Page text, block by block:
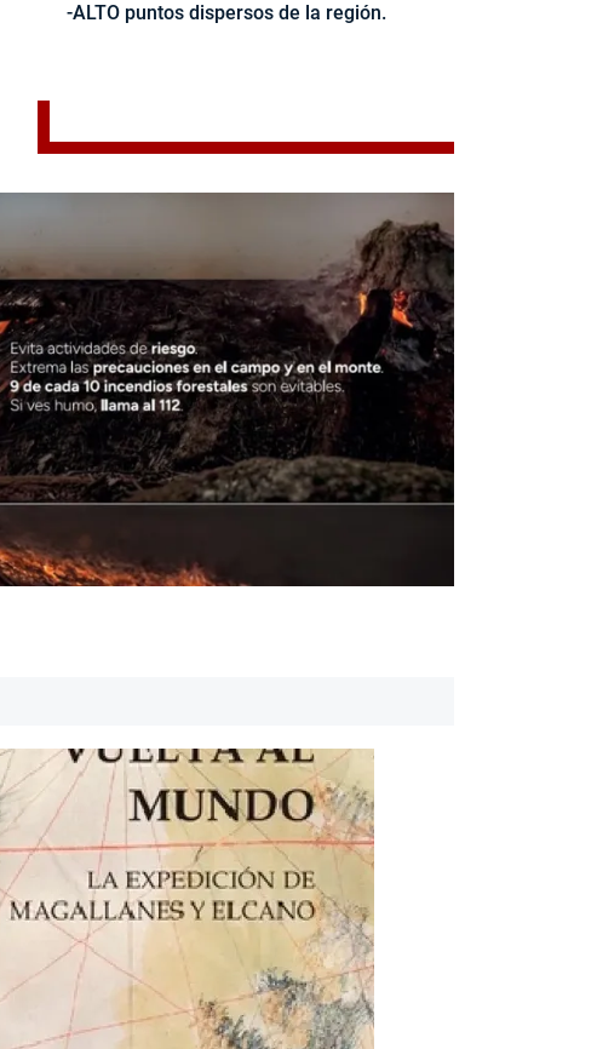
-ALTO puntos dispersos de la región.